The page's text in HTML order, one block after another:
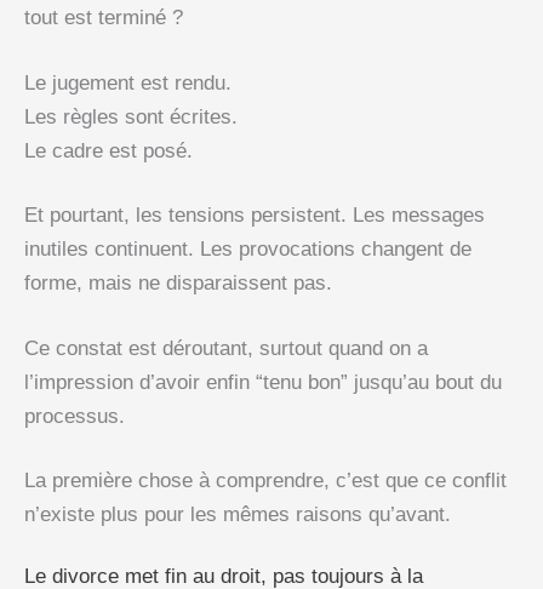
tout est terminé ?
Le jugement est rendu.
Les règles sont écrites.
Le cadre est posé.
Et pourtant, les tensions persistent. Les messages
inutiles continuent. Les provocations changent de
forme, mais ne disparaissent pas.
Ce constat est déroutant, surtout quand on a
l’impression d’avoir enfin “tenu bon” jusqu’au bout du
processus.
La première chose à comprendre, c’est que ce conflit
n’existe plus pour les mêmes raisons qu’avant.
Le divorce met fin au droit, pas toujours à la